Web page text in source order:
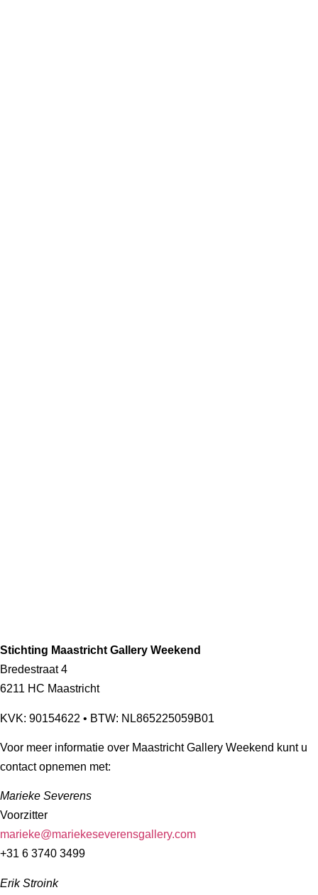
Stichting Maastricht Gallery Weekend
Bredestraat 4
6211 HC Maastricht
KVK: 90154622 • BTW: NL865225059B01
Voor meer informatie over Maastricht Gallery Weekend kunt u
contact opnemen met:
Marieke Severens
Voorzitter
marieke@mariekeseverensgallery.com
+31 6 3740 3499
Erik Stroink